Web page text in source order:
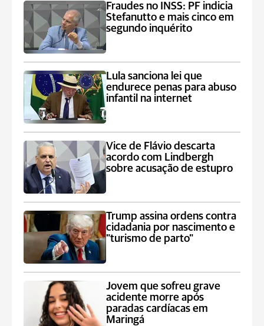
Fraudes no INSS: PF indicia
Stefanutto e mais cinco em
segundo inquérito
Lula sanciona lei que
endurece penas para abuso
infantil na internet
Vice de Flávio descarta
acordo com Lindbergh
sobre acusação de estupro
Trump assina ordens contra
cidadania por nascimento e
"turismo de parto"
Jovem que sofreu grave
acidente morre após
paradas cardíacas em
Maringá